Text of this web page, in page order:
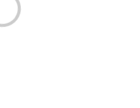
Laden...